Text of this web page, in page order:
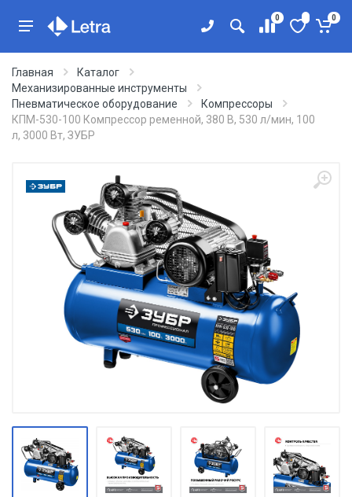
0 0
Главная
Каталог
Механизированные инструменты
Пневматическое оборудование
Компрессоры
КПМ-530-100 Компрессор ременной, 380 В, 530 л/мин, 100
л, 3000 Вт, ЗУБР